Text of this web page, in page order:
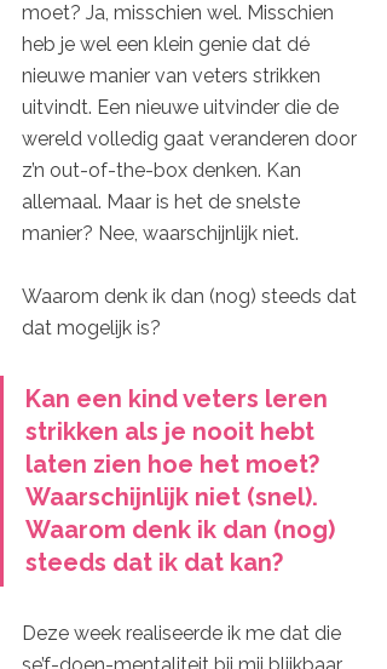
moet? Ja, misschien wel. Misschien
heb je wel een klein genie dat dé
nieuwe manier van veters strikken
uitvindt. Een nieuwe uitvinder die de
wereld volledig gaat veranderen door
z’n out-of-the-box denken. Kan
allemaal. Maar is het de snelste
manier? Nee, waarschijnlijk niet.
Waarom denk ik dan (nog) steeds dat
dat mogelijk is?
Kan een kind veters leren
strikken als je nooit hebt
laten zien hoe het moet?
Waarschijnlijk niet (snel).
Waarom denk ik dan (nog)
steeds dat ik dat kan?
Deze week realiseerde ik me dat die